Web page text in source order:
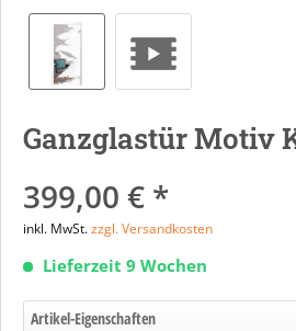
Ganzglastür Motiv
399,00 € *
inkl. MwSt.zzgl. Versandkosten
Lieferzeit 9 Wochen
Artikel-Eigenschaften